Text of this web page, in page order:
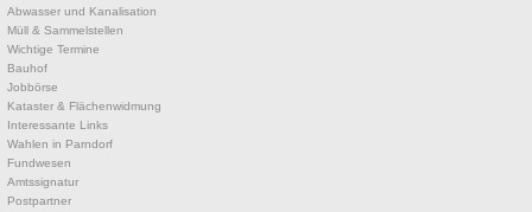
Abwasser und Kanalisation
Müll & Sammelstellen
Wichtige Termine
Bauhof
Jobbörse
Kataster & Flächenwidmung
Interessante Links
Wahlen in Parndorf
Fundwesen
Amtssignatur
Postpartner